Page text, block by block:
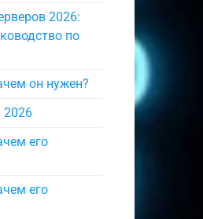
2026:
по
он нужен?
2026
его
его